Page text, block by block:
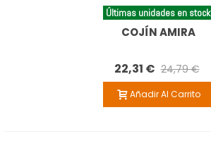
Últimas unidades en stock
COJÍN AMIRA
22,31 € 24,79 €
Añadir Al Carrito